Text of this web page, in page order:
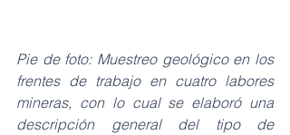
Pie de foto: Muestreo geológico en los
frentes de trabajo en cuatro labores
mineras, con lo cual se elaboró una
descripción general del tipo de